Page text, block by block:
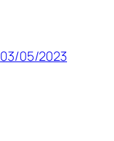
03/05/2023